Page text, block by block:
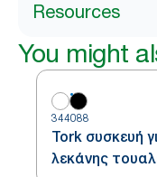
Resources
You might
344088
Tork συσκευή
λεκάνης